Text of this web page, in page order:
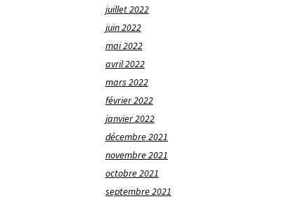
juillet 2022
juin 2022
mai 2022
avril 2022
mars 2022
février 2022
janvier 2022
décembre 2021
novembre 2021
octobre 2021
septembre 2021